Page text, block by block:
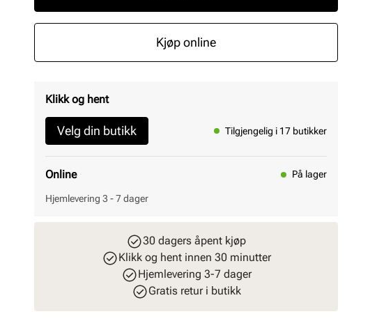
Kjøp online
Klikk og hent
Velg din butikk Tilgjengelig i 17 butikker
Online På lager
Hjemlevering 3 - 7 dager
30 dagers åpent kjøp
Klikk og hent innen 30 minutter
Hjemlevering 3-7 dager
Gratis retur i butikk